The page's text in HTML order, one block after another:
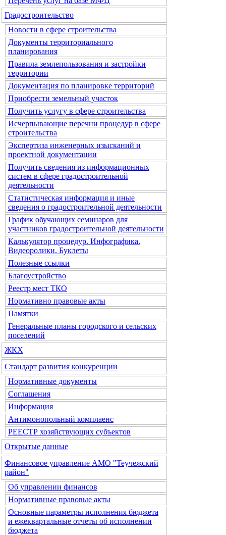
Градостроительство
Новости в сфере строительства
Документы территориального
планирования
Правила землепользования и застройки
территории
Документация по планировке территорий
Приобрести земельный участок
Получить услугу в сфере строительства
Исчерпывающие перечни процедур в сфере
строительства
Экспертиза инженерных изысканий и
проектной документации
Получить сведения из информационных
систем в сфере градостроительной
деятельности
Статистическая информация и иные
сведения о градостроительной деятельности
График обучающих семинаров для
участников градостроительной деятельности
Калькулятор процедур. Инфографика.
Видеоролики. Буклеты
Полезные ссылки
Благоустройство
Реестр мест ТКО
Нормативно правовые акты
Памятки
Генеральные планы городского и сельских
поселений
ЖКХ
Стандарт развития конкуренции
Нормативные документы
Соглашения
Информация
Антимонопольный комплаенс
РЕЕСТР хозяйствующих субъектов
Открытые данные
Финансовое управление АМО "Теучежский
район"
Об управлении финансов
Нормативные правовые акты
Основные параметры исполнения бюджета
и ежеквартальные отчеты об исполнении
бюджета